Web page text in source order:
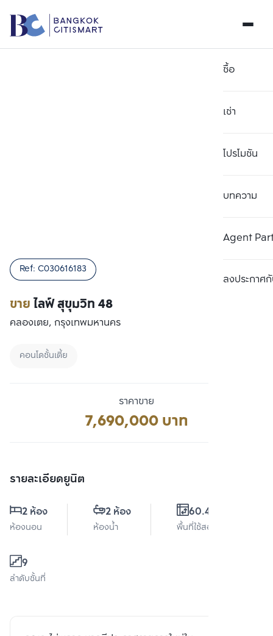
ซื้อ
เช่า
โปรโมชัน
บทความ
Agent
ลงประกาศกั
ขายไลฟ์ สุขุมวิท 48
Ref: C030616183
คลองเตย, กรุงเทพมหานคร
คอนโดชั้นเตี้ย
ราคาขาย
7,690,000 บาท
รายละเอียดยูนิต
2 ห้อง
ห้องนอน
2 ห้อง
ห้องน้ำ
60.48 ตร.ม.
พื้นที่ใช้สอย
9
ลำดับชั้นที่
เปรียบเทียบ